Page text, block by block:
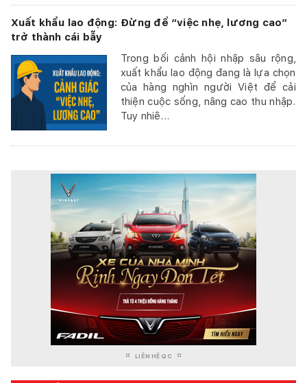
Xuất khẩu lao động: Đừng để “việc nhẹ, lương cao”
trở thành cái bẫy
Trong bối cảnh hội nhập sâu rộng,
xuất khẩu lao động đang là lựa chọn
của hàng nghìn người Việt để cải
thiện cuộc sống, nâng cao thu nhập.
Tuy nhiê...
LIÊN HỆ QC